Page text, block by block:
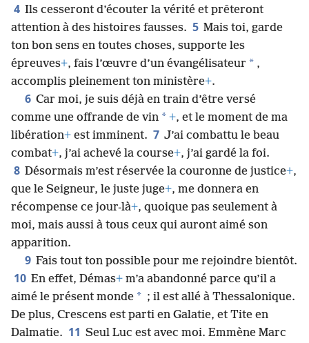
4 Ils cesseront d’écouter la vérité et prêteront
attention à des histoires fausses. 5 Mais toi, garde
ton bon sens en toutes choses, supporte les
épreuves+, fais l’œuvre d’un évangélisateur * ,
accomplis pleinement ton ministère+.
6 Car moi, je suis déjà en train d’être versé
comme une offrande de vin * +, et le moment de ma
libération+ est imminent. 7 J’ai combattu le beau
combat+, j’ai achevé la course+, j’ai gardé la foi.
8 Désormais m’est réservée la couronne de justice+,
que le Seigneur, le juste juge+, me donnera en
récompense ce jour-là+, quoique pas seulement à
moi, mais aussi à tous ceux qui auront aimé son
apparition.
9 Fais tout ton possible pour me rejoindre bientôt.
10 En effet, Démas+ m’a abandonné parce qu’il a
aimé le présent monde * ; il est allé à Thessalonique.
De plus, Crescens est parti en Galatie, et Tite en
Dalmatie. 11 Seul Luc est avec moi. Emmène Marc